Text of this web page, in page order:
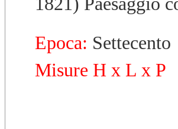
Epoca: Settecento
Misure H x L x P